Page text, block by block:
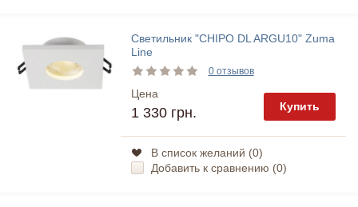
Светильник "CHIPO DL ARGU10" Zuma
Line
0 отзывов
Цена
1 330 грн. Купить
В список желаний (0)
Добавить к сравнению (0)